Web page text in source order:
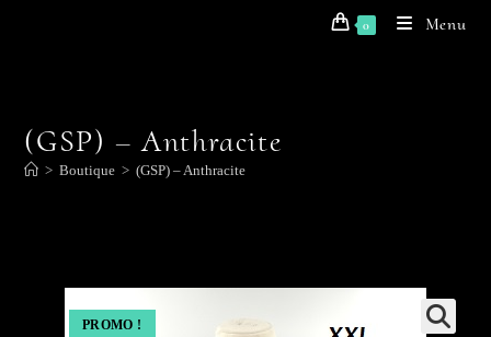
0 Menu
(GSP) – Anthracite
> Boutique > (GSP) – Anthracite
PROMO !